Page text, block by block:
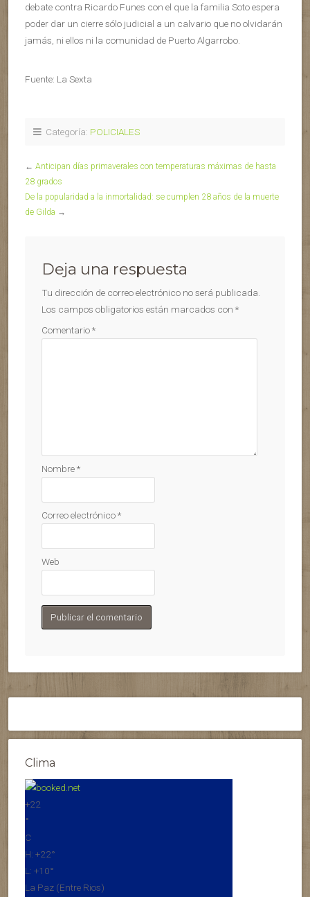
debate contra Ricardo Funes con el que la familia Soto espera
poder dar un cierre sólo judicial a un calvario que no olvidarán
jamás, ni ellos ni la comunidad de Puerto Algarrobo.
Fuente: La Sexta
Categoría: POLICIALES
← Anticipan días primaverales con temperaturas máximas de hasta
28 grados
De la popularidad a la inmortalidad: se cumplen 28 años de la muerte
de Gilda →
Deja una respuesta
Tu dirección de correo electrónico no será publicada.
Los campos obligatorios están marcados con *
Comentario*
Nombre*
Correo electrónico*
Web
Clima
+22
°
C
H: +22°
L: +10°
La Paz (Entre Rios)